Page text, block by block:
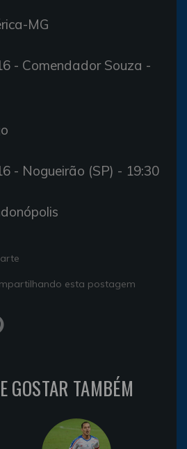
MG
- Comendador Souza -
- Nogueirão (SP) - 19:30
esta postagem
GOSTAR TAMBÉM